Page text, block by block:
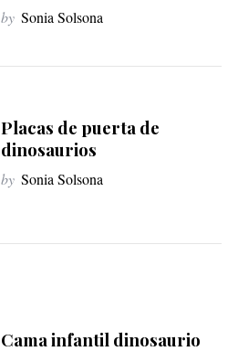
by Sonia Solsona
Placas de puerta de
dinosaurios
by Sonia Solsona
Cama infantil dinosaurio